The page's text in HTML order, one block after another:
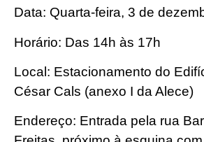
Data: Quarta-feira, 3 de
Horário: Das 14h às 17h
Local: Estacionamento do
César Cals (anexo I da Alece)
Endereço: Entrada pela rua